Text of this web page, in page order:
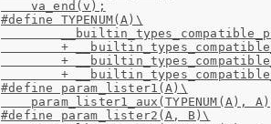
#define TYPENUM(A)\
+
+
+
#define param_lister1(A)\
#define param_lister2(A, B)\